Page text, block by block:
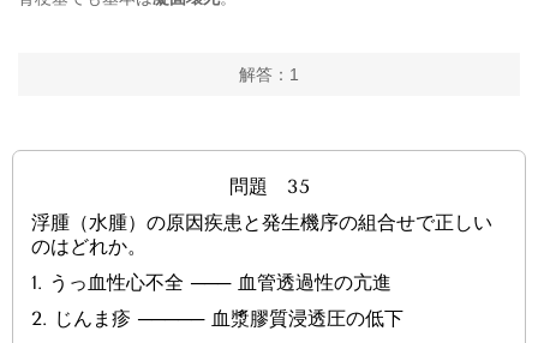
解答：1
問題 35
浮腫（水腫）の原因疾患と発生機序の組合せで正しい
のはどれか。
1. うっ血性心不全 ─── 血管透過性の亢進
2. じんま疹 ───── 血漿膠質浸透圧の低下